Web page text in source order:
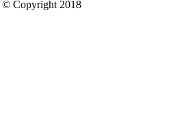
© Copyright 2018